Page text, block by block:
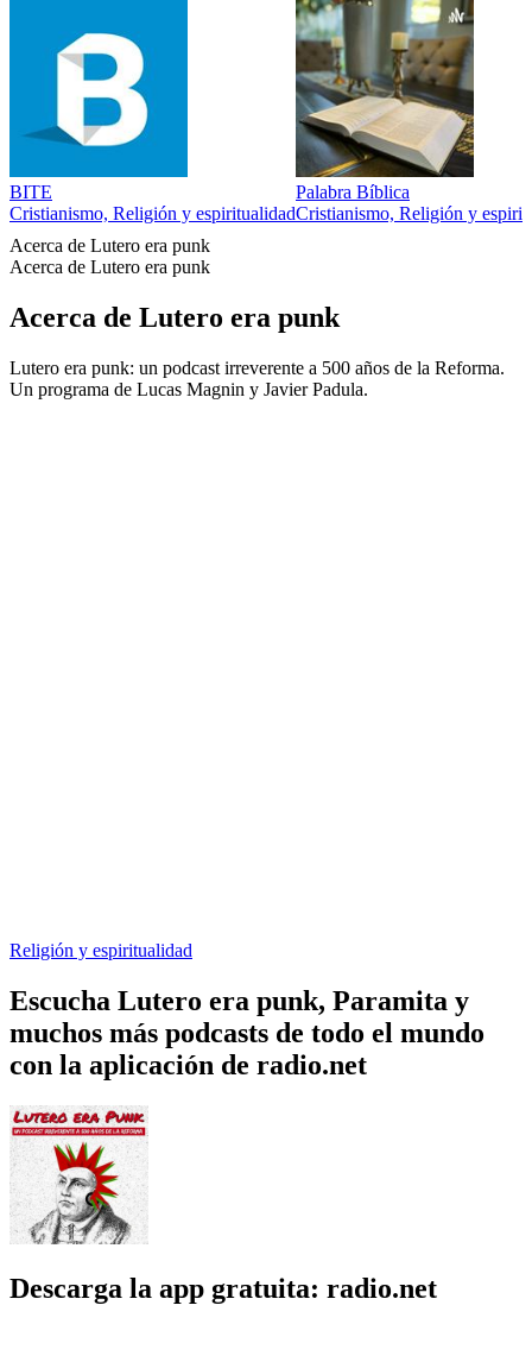
BITE
Cristianismo, Religión y espiritualidad
Palabra Bíblica
Cristianismo, Religión y
Acerca de Lutero era punk
Acerca de Lutero era punk
Acerca de Lutero era punk
Lutero era punk: un podcast irreverente a 500 años de la Reforma.
Un programa de Lucas Magnin y Javier Padula.
Religión y espiritualidad
Escucha Lutero era punk, Paramita y
muchos más podcasts de todo el mundo
con la aplicación de radio.net
Descarga la app gratuita: radio.net